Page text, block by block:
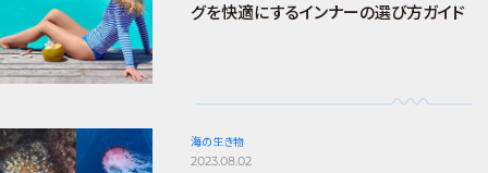
グを快適にするインナーの選び方ガイド
海の生き物
2023.08.02